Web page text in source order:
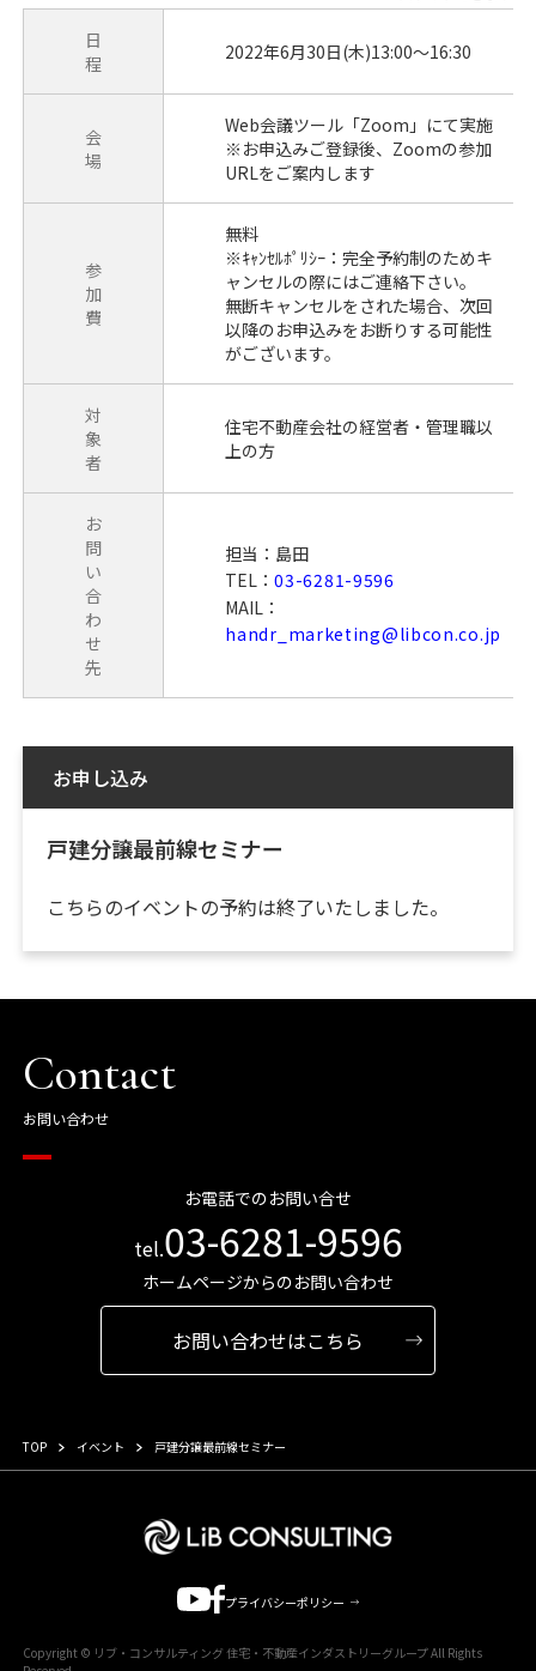
日
程
2022年6月30日(木)13:00～16:30
会
場
Web会議ツール「Zoom」にて実施
※お申込みご登録後、Zoomの参加
URLをご案内します
参
加
費
無料
※ｷｬﾝｾﾙﾎﾟﾘｼｰ：完全予約制のためキ
ャンセルの際にはご連絡下さい。
無断キャンセルをされた場合、次回
以降のお申込みをお断りする可能性
がございます。
対
象
者
住宅不動産会社の経営者・管理職以
上の方
お
問
い
合
わ
せ
先
担当：島田
TEL：03-6281-9596
MAIL：
handr_marketing@libcon.co.jp
お申し込み
戸建分譲最前線セミナー
こちらのイベントの予約は終了いたしました。
Contact
お問い合わせ
お電話でのお問い合せ
tel.03-6281-9596
ホームページからのお問い合わせ
お問い合わせはこちら
TOP イベント 戸建分譲最前線セミナー
プライバシーポリシー
Copyright © リブ・コンサルティング 住宅・不動産インダストリーグループ All Rights